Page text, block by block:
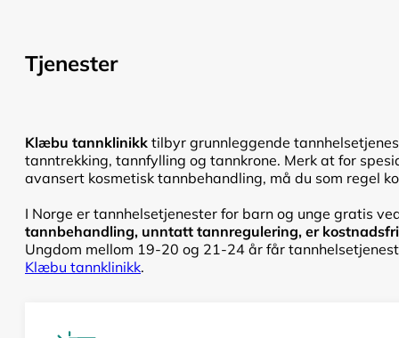
Tjenester
Klæbu tannklinikk tilbyr grunnleggende
tanntrekking, tannfylling og tannkrone. Merk at for
avansert kosmetisk tannbehandling, må du som regel
I Norge er tannhelsetjenester for barn og unge gratis
tannbehandling, unntatt tannregulering, er
Ungdom mellom 19-20 og 21-24 år får
Klæbu tannklinikk.